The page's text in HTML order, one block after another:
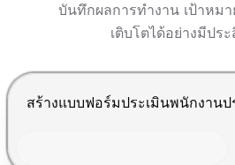
ทดลองใช้ฟรี
บันทึกผลการทำงาน เป้าหม
เติบโตได้อย่างมีปร
กด Enter เพื่อส่ง, Shift+Enter เพื่